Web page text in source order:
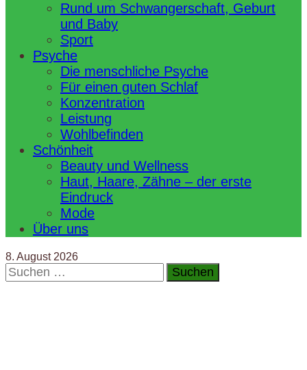
Rund um Schwangerschaft, Geburt
und Baby
Sport
Psyche
Die menschliche Psyche
Für einen guten Schlaf
Konzentration
Leistung
Wohlbefinden
Schönheit
Beauty und Wellness
Haut, Haare, Zähne – der erste
Eindruck
Mode
Über uns
8. August 2026
Suchen
nach: